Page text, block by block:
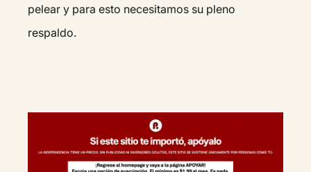
pelear y para esto necesitamos su pleno
respaldo.